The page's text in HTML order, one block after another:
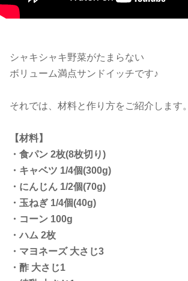
シャキシャキ野菜がたまらない
ボリューム満点サンドイッチです♪
それでは、材料と作り方をご紹介します。
【材料】
・食パン 2枚(8枚切り)
・キャベツ 1/4個(300g)
・にんじん 1/2個(70g)
・玉ねぎ 1/4個(40g)
・コーン 100g
・ハム 2枚
・マヨネーズ 大さじ3
・酢 大さじ1